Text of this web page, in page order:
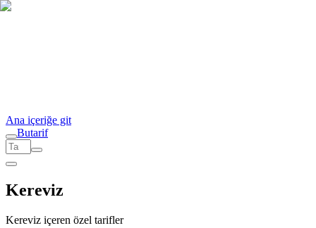
Ana içeriğe git
Butarif
Kereviz
Kereviz içeren özel tarifler